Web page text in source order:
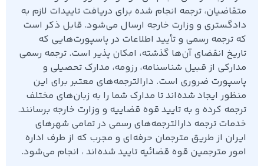
متقاضیان، ترجمه انجام شده برای دریافت تاییدات لازم به
دادگستری و وزارت خارجه ارسال می‌شود. قابل ذکر است
که ترجمه رسمی و تأیید اطلاعات در پاسپورت‌هایی که
تاریخ انقضای آن‌ها گذشته، امکان پذیر است. ترجمه رسمی
مدارکی از قبیل شناسنامه، رزومه، مدارک تحصیلی و
پاسپورت ضروری است. دارالترجمه‌های معتبر برای این
منظور ایجاد شده‌اند تا مدارک شما را به زبان‌های مختلف
ترجمه کرده و به تایید قوه قضاییه و وزارت خارجه برسانند.
خدمات ترجمه دارالترجمه‌های رسمی در تمامی شهرهای
ایران از طریق مترجمان حرفه‌ای و مجرب که از طرف اداره
امور مترجمین قوه قضائیه تایید شده‌اند ، انجام می‌شود.